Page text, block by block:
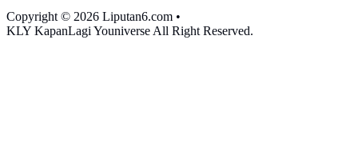
Copyright © 2026 Liputan6.com •
KLY KapanLagi Youniverse All Right Reserved.